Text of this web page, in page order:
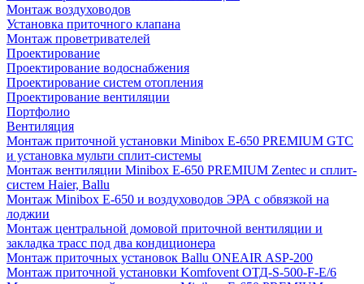
Монтаж воздуховодов
Установка приточного клапана
Монтаж проветривателей
Проектирование
Проектирование водоснабжения
Проектирование систем отопления
Проектирование вентиляции
Портфолио
Вентиляция
Монтаж приточной установки Minibox E-650 PREMIUM GTC
и установка мульти сплит-системы
Монтаж вентиляции Minibox E-650 PREMIUM Zentec и сплит-
систем Haier, Ballu
Монтаж Minibox E-650 и воздуховодов ЭРА с обвязкой на
лоджии
Монтаж центральной домовой приточной вентиляции и
закладка трасс под два кондиционера
Монтаж приточных установок Ballu ONEAIR ASP-200
Монтаж приточной установки Komfovent ОТД-S-500-F-E/6